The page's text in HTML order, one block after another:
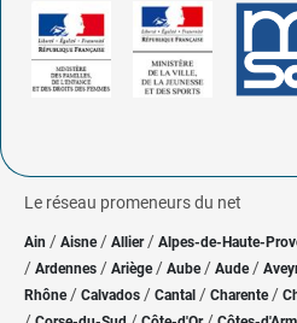
Le réseau promeneurs du net
Ain / Aisne/ Allier/ Alpes-de-Haute-
/ Ardennes / Ariège/ Aube/ Aude /
Rhône/ Calvados / Cantal / Charente /